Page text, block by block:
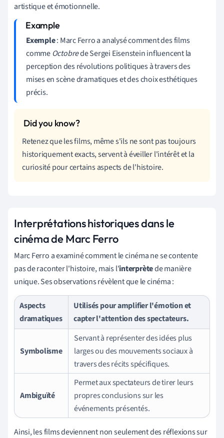
artistique et émotionnelle.
Exemple: Marc Ferro a analysé comment des films
comme Octobrede Sergei Eisenstein influencent la
perception des révolutions politiques à travers des
mises en scène dramatiques et des choix esthétiques
précis.
Retenez que les films, même s'ils ne sont pas toujours
historiquement exacts, servent à éveiller l'intérêt et la
curiosité pour certains aspects de l'histoire.
Interprétations historiques dans le
cinéma de Marc Ferro
Marc Ferro a examiné comment le cinéma ne se contente
pas de raconter l'histoire, mais l'interprètede manière
unique. Ses observations révèlent que le cinéma :
Aspects
dramatiques
Utilisés pour amplifier l'émotion et
capter l'attention des spectateurs.
Symbolisme
Servant à représenter des idées plus
larges ou des mouvements sociaux à
travers des récits spécifiques.
Ambiguïté
Permet aux spectateurs de tirer leurs
propres conclusions sur les
événements présentés.
Ainsi, les films deviennent non seulement des réflexions sur